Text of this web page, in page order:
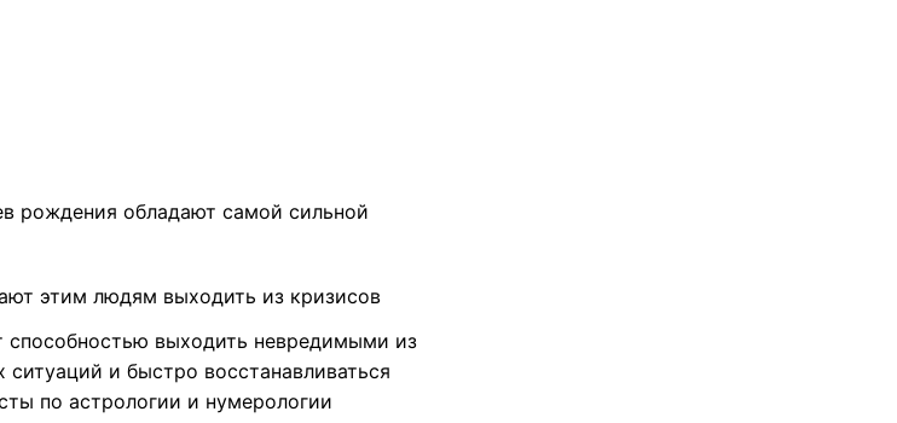
рождения обладают самой сильной
этим людям выходить из кризисов
способностью выходить невредимыми из
и быстро восстанавливаться
по астрологии и нумерологии